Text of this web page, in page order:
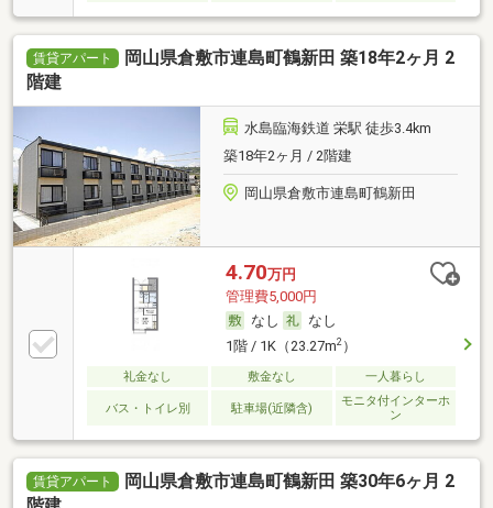
賃貸アパート
岡山県倉敷市連島町鶴新田 築18年2ヶ月 2
階建
水島臨海鉄道 栄駅 徒歩3.4km
築18年2ヶ月 / 2階建
岡山県倉敷市連島町鶴新田
4.70万円
管理費5,000円
なし
なし
1階 / 1K（23.27m2）
礼金なし 敷金なし 一人暮らし
バス・トイレ別 駐車場(近隣含)
モニタ付インターホ
ン
賃貸アパート
岡山県倉敷市連島町鶴新田 築30年6ヶ月 2